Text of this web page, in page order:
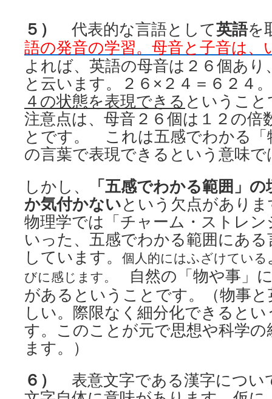
５） 代表的な言語として英語を
語の発音の学習。母音と子音は、
よれば、英語の母音は２６個あり
と云います。２６×２４＝６２４
４の状態を表現できる というこ
注意点は、母音２６個は１２の倍
とです。 これは五感でわかる「
の言葉で表現できるという意味で
しかし、
「五感でわかる範囲」
か気付かないという欠点があり
物理学では「チャーム・ストレ
いった、五感でわかる範囲にあ
しています。 個人的にはふざけてい
びに感じます。
自然の「物や事」
があるということです。（物事
しい。際限なく細分化できると
す。このことが元で思想や科学
ます。）
６）
表意文字である漢字につい